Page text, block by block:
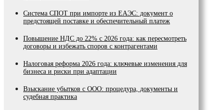
Система СПОТ при импорте из ЕАЭС: документ о
предстоящей поставке и обеспечительный платеж
Повышение НДС до 22% с 2026 года: как пересмотреть
договоры и избежать споров с контрагентами
Налоговая реформа 2026 года: ключевые изменения для
бизнеса и риски при адаптации
Взыскание убытков с ООО: процедура, документы и
судебная практика